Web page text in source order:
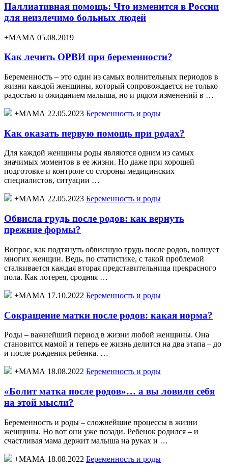
Паллиативная помощь: Что изменится в России
для неизлечимо больных людей
+МАМА 05.08.2019
Как лечить ОРВИ при беременности?
Беременность – это один из самых волнительных периодов в
жизни каждой женщины, который сопровождается не только
радостью и ожиданием малыша, но и рядом изменений в …
+МАМА 22.05.2023 Беременность и роды
Как оказать первую помощь при родах?
Для каждой женщины роды являются одним из самых
значимых моментов в ее жизни. Но даже при хорошей
подготовке и контроле со стороны медицинских
специалистов, ситуации …
+МАМА 22.05.2023 Беременность и роды
Обвисла грудь после родов: как вернуть
прежние формы?
Вопрос, как подтянуть обвисшую грудь после родов, волнует
многих женщин. Ведь, по статистике, с такой проблемой
сталкивается каждая вторая представительница прекрасного
пола. Как лотерея, сродняя …
+МАМА 17.10.2022 Беременность и роды
Сокращение матки после родов: какая норма?
Роды – важнейший период в жизни любой женщины. Она
становится мамой и теперь ее жизнь делится на два этапа – до
и после рождения ребенка. …
+МАМА 18.08.2022 Беременность и роды
«Болит матка после родов»… а вы ловили себя
на этой мысли?
Беременность и роды – сложнейшие процессы в жизни
женщины. Но вот они уже позади. Ребенок родился – и
счастливая мама держит малыша на руках и …
+МАМА 18.08.2022 Беременность и роды